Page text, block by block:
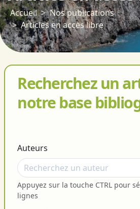
Accueil
Nos publications
Articles en accès libre
Recherchez un
notre base
Auteurs
Appuyez sur la touche CTRL pour
lignes